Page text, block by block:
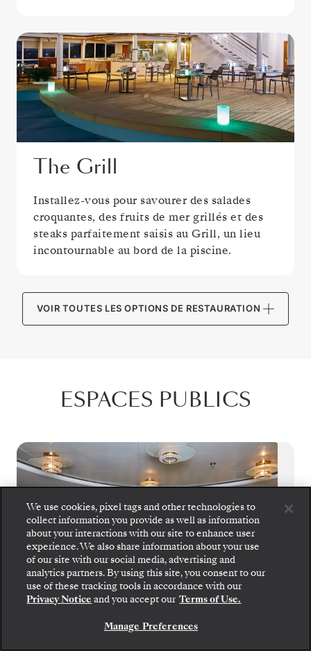
The Grill
Installez-vous pour savourer des salades
croquantes, des fruits de mer grillés et des
steaks parfaitement saisis au Grill, un lieu
incontournable au bord de la piscine.
VOIR TOUTES LES OPTIONS DE RESTAURATION
ESPACES PUBLICS
We use cookies, pixel tags and other technologies to
collect information you provide as well as information
about your interactions with our site to enhance user
experience. We also share information about your use
of our site with our social media, advertising and
analytics partners. By using this site, you consent to our
use of these tracking tools in accordance with our
Privacy Notice and you accept our Terms of Use.
Manage Preferences